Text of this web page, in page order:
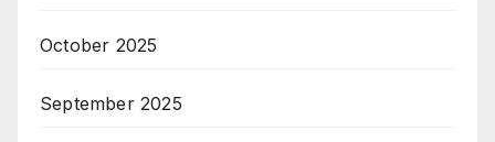
October 2025
September 2025